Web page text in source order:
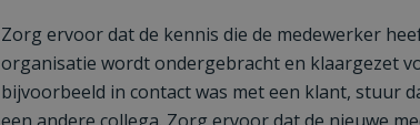
Zorg ervoor dat de kennis die de medewerker
organisatie wordt ondergebracht en klaargezet
bijvoorbeeld in contact was met een klant, stuur